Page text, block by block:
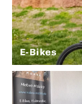
E-Bikes